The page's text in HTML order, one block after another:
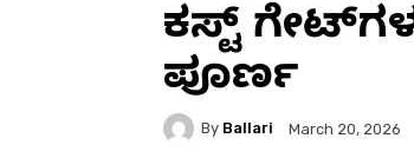
ಕ್ರಸ್ಟ್
ಪೂರ್ಣ
By Ballari March 20, 2026